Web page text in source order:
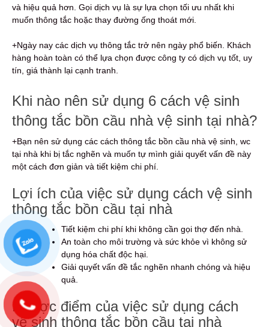
và hiệu quả hơn. Gọi dịch vụ là sự lựa chọn tối ưu nhất khi
muốn thông tắc hoặc thay đường ống thoát mới.
+Ngày nay các dịch vụ thông tắc trở nên ngày phổ biến. Khách
hàng hoàn toàn có thể lựa chọn được công ty có dịch vụ tốt, uy
tín, giá thành lại cạnh tranh.
Khi nào nên sử dụng 6 cách vệ sinh
thông tắc bồn cầu nhà vệ sinh tại nhà?
+Bạn nên sử dụng các cách thông tắc bồn cầu nhà vệ sinh, wc
tại nhà khi bị tắc nghẽn và muốn tự mình giải quyết vấn đề này
một cách đơn giản và tiết kiệm chi phí.
Lợi ích của việc sử dụng cách vệ sinh
thông tắc bồn cầu tại nhà
Tiết kiệm chi phí khi không cần gọi thợ đến nhà.
An toàn cho môi trường và sức khỏe vì không sử
dụng hóa chất độc hại.
Giải quyết vấn đề tắc nghẽn nhanh chóng và hiệu
quả.
Nhược điểm của việc sử dụng cách
vệ sinh thông tắc bồn cầu tại nhà